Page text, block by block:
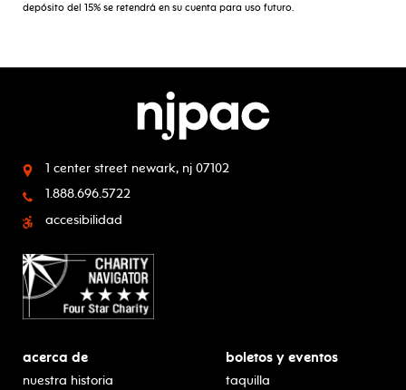
depósito del 15% se retendrá en su cuenta para uso futuro.
1 center street newark, nj 07102
1.888.696.5722
accesibilidad
acerca de
nuestra historia
boletos y eventos
taquilla